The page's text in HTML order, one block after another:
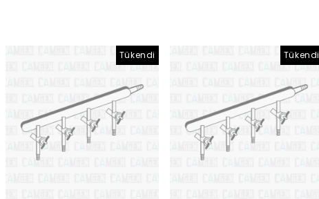
Tükendi Tükendi